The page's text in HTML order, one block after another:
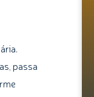
passa